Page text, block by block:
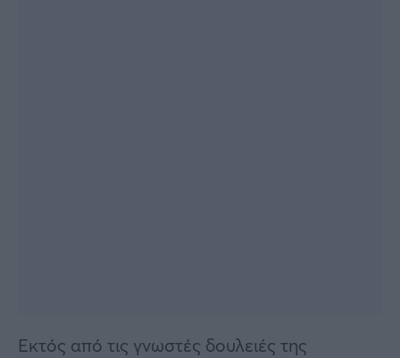
Εκτός από τις γνωστές δουλειές της